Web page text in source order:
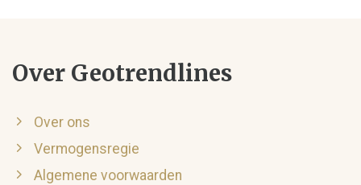
Over Geotrendlines
Over ons
Vermogensregie
Algemene voorwaarden